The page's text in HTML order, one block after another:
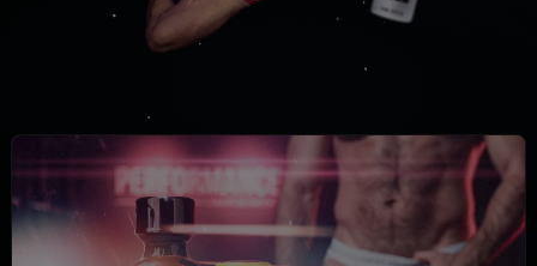
POPPERS VIELFALT